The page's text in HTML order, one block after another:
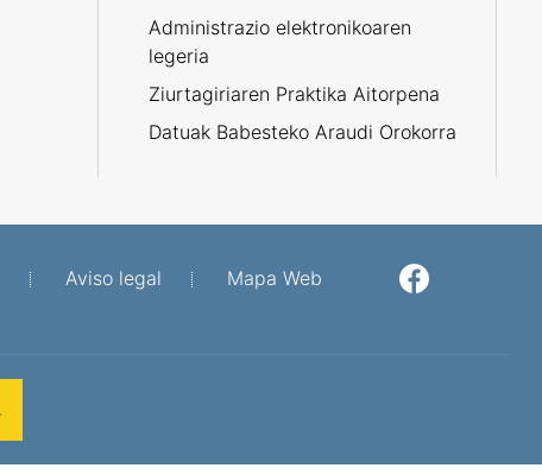
Administrazio elektronikoaren
legeria
Ziurtagiriaren Praktika Aitorpena
Datuak Babesteko Araudi Orokorra
Aviso legal Mapa WebFacebook